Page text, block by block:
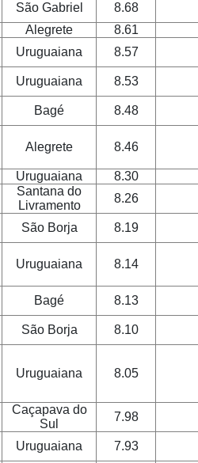
São Gabriel 8.68
Alegrete 8.61
Uruguaiana 8.57
Uruguaiana 8.53
Bagé 8.48
Alegrete 8.46
Uruguaiana 8.30
Santana do
Livramento
8.26
São Borja 8.19
Uruguaiana 8.14
Bagé 8.13
São Borja 8.10
Uruguaiana 8.05
Caçapava do
Sul
7.98
Uruguaiana 7.93